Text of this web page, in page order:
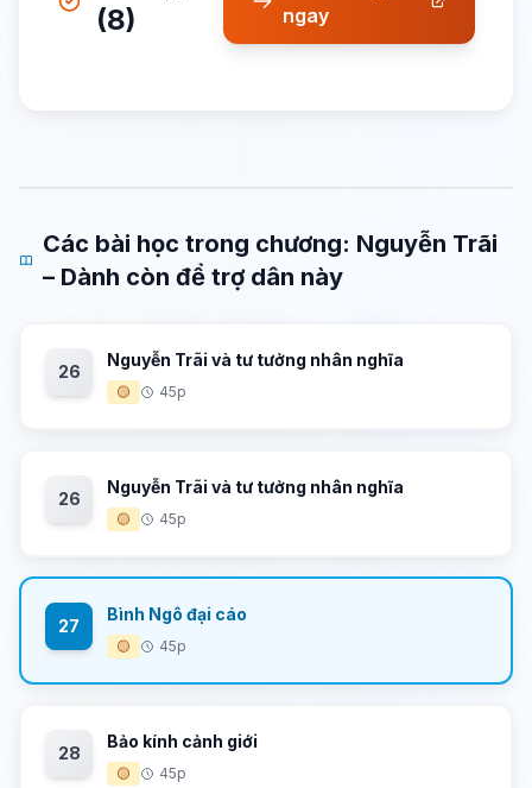
(8)
ngay
Các bài học trong chương: Nguyễn Trãi
– Dành còn để trợ dân này
26
Nguyễn Trãi và tư tưởng nhân nghĩa
🟡 45p
26
Nguyễn Trãi và tư tưởng nhân nghĩa
🟡 45p
27
Bình Ngô đại cáo
🟡 45p
28
Bảo kính cảnh giới
🟡 45p